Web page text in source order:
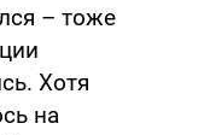
– тоже
Хотя
на